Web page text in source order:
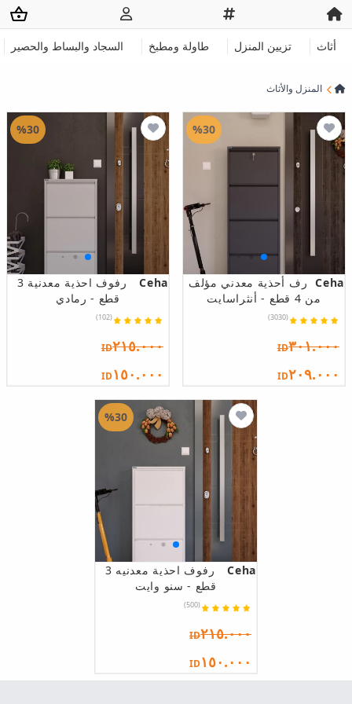
أثاث تزيين المنزل طاولة ومطبخ السجاد والبساط والحصير
المنزل والأثاث
Ceha رف أحذية معدني مؤلف
من 4 قطع - أنثراسايت
(3030)
ID٣٠١.٠٠٠
ID٢٠٩.٠٠٠
%30
Ceha
رفوف احذية معدنية 3
قطع - رمادي
(102)
ID٢١٥.٠٠٠
ID١٥٠.٠٠٠
%30
Ceha
رفوف احذية معدنيه 3
قطع - سنو وايت
(500)
ID٢١٥.٠٠٠
ID١٥٠.٠٠٠
%30